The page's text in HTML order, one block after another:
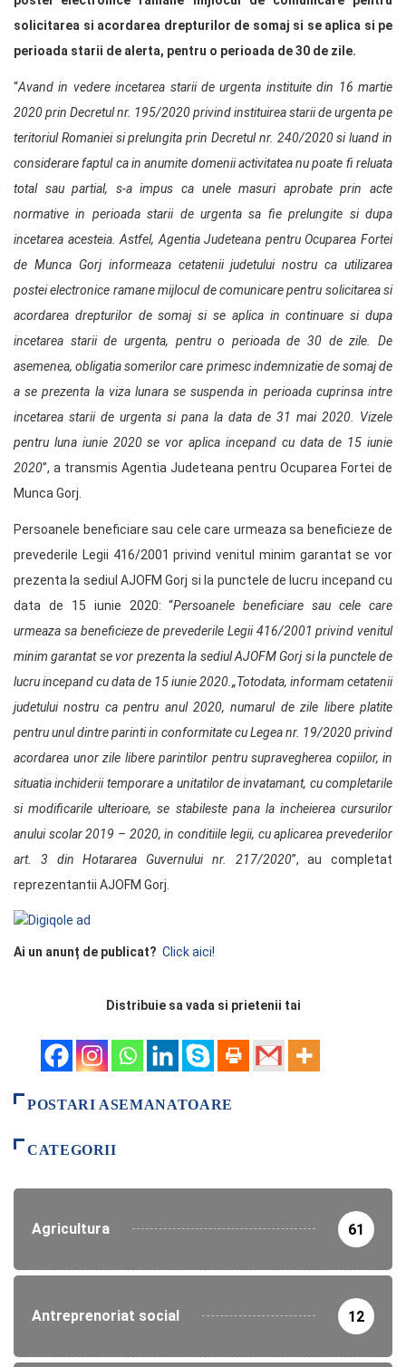
solicitarea si acordarea drepturilor de somaj si se aplica si pe
perioada starii de alerta, pentru o perioada de 30 de zile.
“Avand in vedere incetarea starii de urgenta instituite din 16 martie
2020 prin Decretul nr. 195/2020 privind instituirea starii de urgenta pe
teritoriul Romaniei si prelungita prin Decretul nr. 240/2020 si luand in
considerare faptul ca in anumite domenii activitatea nu poate fi reluata
total sau partial, s-a impus ca unele masuri aprobate prin acte
normative in perioada starii de urgenta sa fie prelungite si dupa
incetarea acesteia. Astfel, Agentia Judeteana pentru Ocuparea Fortei
de Munca Gorj informeaza cetatenii judetului nostru ca utilizarea
postei electronice ramane mijlocul de comunicare pentru solicitarea si
acordarea drepturilor de somaj si se aplica in continuare si dupa
incetarea starii de urgenta, pentru o perioada de 30 de zile. De
asemenea, obligatia somerilor care primesc indemnizatie de somaj de
a se prezenta la viza lunara se suspenda in perioada cuprinsa intre
incetarea starii de urgenta si pana la data de 31 mai 2020. Vizele
pentru luna iunie 2020 se vor aplica incepand cu data de 15 iunie
2020”, a transmis Agentia Judeteana pentru Ocuparea Fortei de
Munca Gorj.
Persoanele beneficiare sau cele care urmeaza sa beneficieze de
prevederile Legii 416/2001 privind venitul minim garantat se vor
prezenta la sediul AJOFM Gorj si la punctele de lucru incepand cu
data de 15 iunie 2020: “Persoanele beneficiare sau cele care
urmeaza sa beneficieze de prevederile Legii 416/2001 privind venitul
minim garantat se vor prezenta la sediul AJOFM Gorj si la punctele de
lucru incepand cu data de 15 iunie 2020.„Totodata, informam cetatenii
judetului nostru ca pentru anul 2020, numarul de zile libere platite
pentru unul dintre parinti in conformitate cu Legea nr. 19/2020 privind
acordarea unor zile libere parintilor pentru supravegherea copiilor, in
situatia inchiderii temporare a unitatilor de invatamant, cu completarile
si modificarile ulterioare, se stabileste pana la incheierea cursurilor
anului scolar 2019 – 2020, in conditiile legii, cu aplicarea prevederilor
art. 3 din Hotararea Guvernului nr. 217/2020”, au completat
reprezentantii AJOFM Gorj.
Ai un anunț de publicat? Click aici!
Distribuie sa vada si prietenii tai
POSTARI ASEMANATOARE
CATEGORII
Agricultura 61
Antreprenoriat social 12